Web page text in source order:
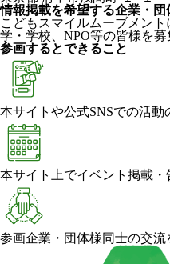
情報掲載を希望する企業・団
こどもスマイルムーブメン
学・学校、NPO等の皆様を募
参画するとできること
本サイトや公式SNSでの活動
本サイト上でイベント掲載・
参画企業・団体様同士の交流